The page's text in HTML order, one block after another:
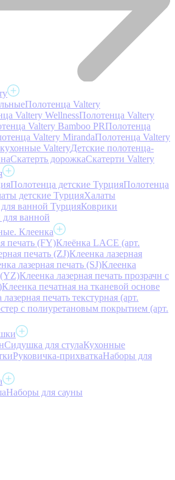
Полотенца Valtery
Valtery WellnessПолотенца Valtery
Valtery Bamboo PRПолотенца
Valtery MirandaПолотенца Valtery
ValteryДетские полотенца-
Скатерть дорожкаСкатерти Valtery
Полотенца детские ТурцияПолотенца
детские ТурцияХалаты
ванной ТурцияКоврики
ванной
Клеенка
печать (FY)Клеёнка LACE (арт.
печать (ZJ)Клеенка лазерная
лазерная печать (SJ)Клеенка
(YZ)Клеенка лазерная печать прозрачн с
Клеенка печатная на тканевой основе
печать текстурная (арт.
с полиуретановым покрытием (арт.
Сидушка для стулаКухонные
Руковичка-прихваткаНаборы для
Наборы для сауны